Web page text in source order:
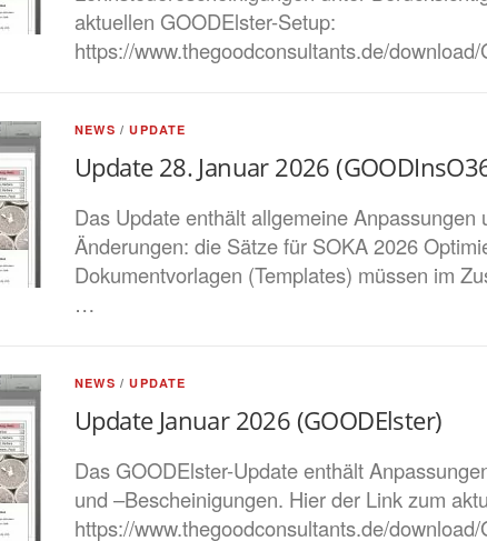
aktuellen GOODElster-Setup:
https://www.thegoodconsultants.de/
NEWS /UPDATE
Update 28. Januar 2026
Das Update enthält allgemeine
Änderungen: die Sätze für SOKA 2026
Dokumentvorlagen (Templates) müssen im
…
NEWS /UPDATE
Update Januar 2026 (GOODElster)
Das GOODElster-Update enthält
und –Bescheinigungen. Hier der Link zum
https://www.thegoodconsultants.de/